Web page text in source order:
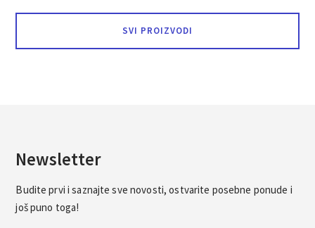
SVI PROIZVODI
Newsletter
Budite prvi i saznajte sve novosti, ostvarite posebne ponude i
još puno toga!